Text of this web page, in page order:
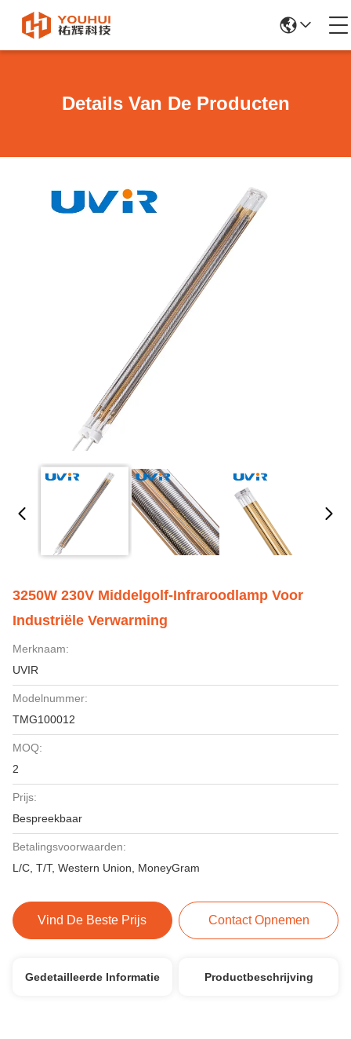
Details Van De Producten
3250W 230V Middelgolf-Infraroodlamp Voor
Industriële Verwarming
Merknaam:
UVIR
Modelnummer:
TMG100012
MOQ:
2
Prijs:
Bespreekbaar
Betalingsvoorwaarden:
L/C, T/T, Western Union, MoneyGram
Vind De Beste Prijs Contact Opnemen
Gedetailleerde Informatie Productbeschrijving